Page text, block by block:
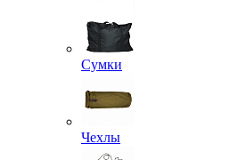
Сумки
Чехлы